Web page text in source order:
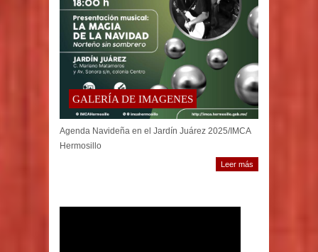
GALERÍA DE IMAGENES
Agenda Navideña en el Jardín Juárez 2025/IMCA
Hermosillo
Leer más